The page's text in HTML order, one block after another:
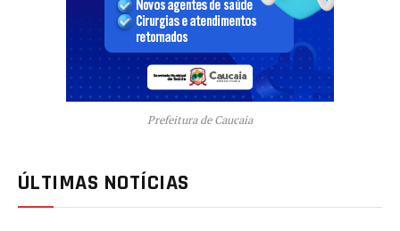
Prefeitura de Caucaia
ÚLTIMAS NOTÍCIAS